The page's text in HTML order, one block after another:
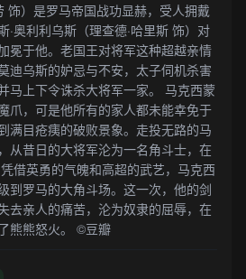
饰）是罗马帝国战功显赫，受人拥戴
·奥利利乌斯（理查德·哈里斯 饰）对
冕于他。老国王对将军这种超越亲情
迪乌斯的妒忌与不安，太子伺机杀害
马上下令诛杀大将军一家。 马克西蒙
爪，可是他所有的家人都未能幸免于
满目疮痍的破败景象。走投无路的马
从昔日的大将军沦为一名角斗士，在
借英勇的气魄和高超的武艺，马克西
到罗马的大角斗场。这一次，他的剑
去亲人的痛苦，沦为奴隶的屈辱，在
熊熊怒火。 ©豆瓣